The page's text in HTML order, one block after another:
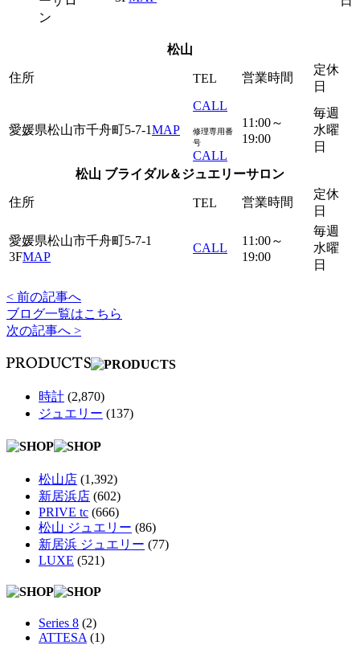
ン
松山
住所 TEL 営業時間
定休
日
愛媛県松山市千舟町5-7-1MAP
CALL
修理専用番
号
CALL
11:00～
19:00
毎週
水曜
日
松山 ブライダル＆ジュエリーサロン
住所 TEL 営業時間
定休
日
愛媛県松山市千舟町5-7-1
3FMAP
CALL
11:00～
19:00
毎週
水曜
日
< 前の記事へ
ブログ一覧はこちら
次の記事へ >
時計 (2,870)
ジュエリー (137)
松山店 (1,392)
新居浜店 (602)
PRIVE tc (666)
松山 ジュエリー (86)
新居浜 ジュエリー (77)
LUXE (521)
Series 8 (2)
ATTESA (1)